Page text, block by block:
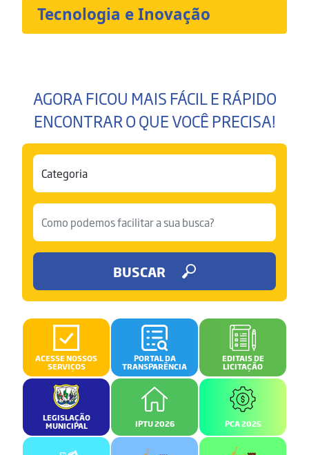
Tecnologia e Inovação
AGORA FICOU MAIS FÁCIL E RÁPIDO
ENCONTRAR O QUE VOCÊ PRECISA!
BUSCAR
ACESSE NOSSOS
SERVIÇOS
PORTAL DA
TRANSPARÊNCIA
EDITAIS DE
LICITAÇÃO
LEGISLAÇÃO
MUNICIPAL IPTU 2026 PCA 2025